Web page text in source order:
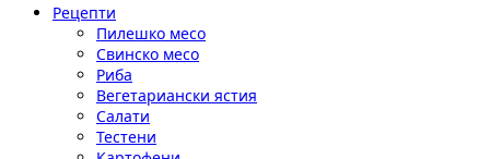
Рецепти
Пилешко месо
Свинско месо
Риба
Вегетариански ястия
Салати
Тестени